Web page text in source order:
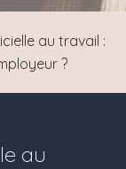
au travail :
?
au